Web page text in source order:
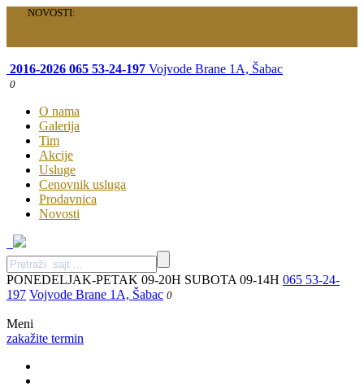
NOVOSTI:
Velika akcija je počela: Specijalni paketi samo za vas!
2016-2026 065 53-24-197 Vojvode Brane 1A, Šabac
0
O nama
Galerija
Tim
Akcije
Usluge
Cenovnik usluga
Prodavnica
Novosti
PONEDELJAK-PETAK 09-20H SUBOTA 09-14H 065 53-24-
197 Vojvode Brane 1A, Šabac 0
Meni
zakažite termin